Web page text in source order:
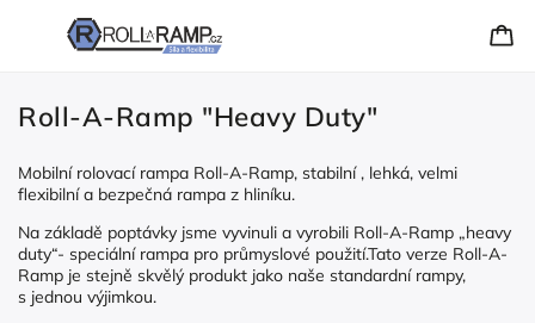
Roll-A-Ramp "Heavy Duty"
Mobilní rolovací rampa Roll-A-Ramp, stabilní , lehká, velmi
flexibilní a bezpečná rampa z hliníku.
Na základě poptávky jsme vyvinuli a vyrobili Roll-A-Ramp „heavy
duty“- speciální rampa pro průmyslové použití.Tato verze Roll-A-
Ramp je stejně skvělý produkt jako naše standardní rampy,
s jednou výjimkou.